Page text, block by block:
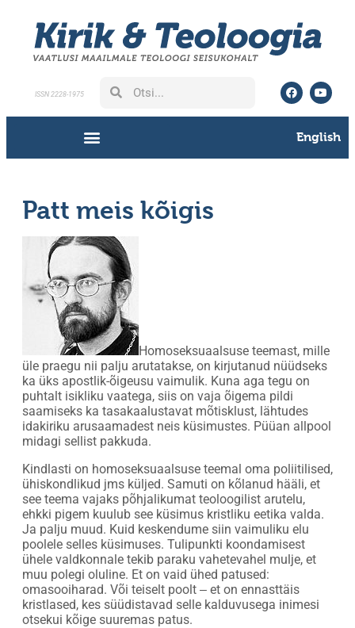
ISSN 2228-1975
English
Patt meis kõigis
Homoseksuaalsuse teemast, mille
üle praegu nii palju arutatakse, on kirjutanud nüüdseks
ka üks apostlik-õigeusu vaimulik. Kuna aga tegu on
puhtalt isikliku vaatega, siis on vaja õigema pildi
saamiseks ka tasakaalustavat mõtisklust, lähtudes
idakiriku arusaamadest neis küsimustes. Püüan allpool
midagi sellist pakkuda.
Kindlasti on homoseksuaalsuse teemal oma poliitilised,
ühiskondlikud jms küljed. Samuti on kõlanud hääli, et
see teema vajaks põhjalikumat teoloogilist arutelu,
ehkki pigem kuulub see küsimus kristliku eetika valda.
Ja palju muud. Kuid keskendume siin vaimuliku elu
poolele selles küsimuses. Tulipunkti koondamisest
ühele valdkonnale tekib paraku vahetevahel mulje, et
muu polegi oluline. Et on vaid ühed patused:
omasooiharad. Või teiselt poolt ‒ et on ennasttäis
kristlased, kes süüdistavad selle kalduvusega inimesi
otsekui kõige suuremas patus.